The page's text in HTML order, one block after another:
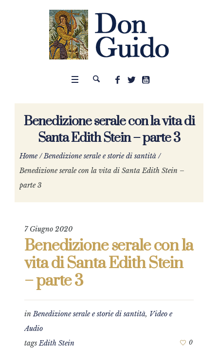
Benedizione serale con la vita di
Santa Edith Stein – parte 3
Home /Benedizione serale e storie di santità /
Benedizione serale con la vita di Santa Edith Stein –
parte 3
7 Giugno 2020
Benedizione serale con la
vita di Santa Edith Stein
– parte 3
inBenedizione serale e storie di santità, Video e
Audio
tagsEdith Stein 0